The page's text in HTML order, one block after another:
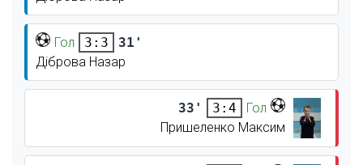
Гол 3:3
31'
Діброва Назар
33' 3:4
Гол
Пришеленко Максим